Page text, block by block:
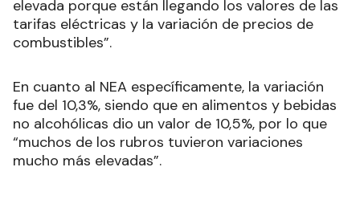
elevada porque están llegando los valores de las
tarifas eléctricas y la variación de precios de
combustibles”.
En cuanto al NEA específicamente, la variación
fue del 10,3%, siendo que en alimentos y bebidas
no alcohólicas dio un valor de 10,5%, por lo que
“muchos de los rubros tuvieron variaciones
mucho más elevadas”.